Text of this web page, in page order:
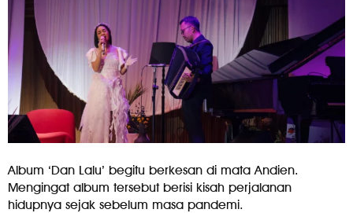
Album ‘Dan Lalu’ begitu berkesan di mata Andien.
Mengingat album tersebut berisi kisah perjalanan
hidupnya sejak sebelum masa pandemi.